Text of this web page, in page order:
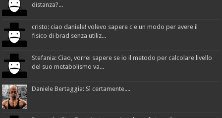
distanza?...
cristo: ciao daniele! volevo sapere c'e un modo per avere il
fisico di brad senza utiliz...
Stefania: Ciao, vorrei sapere se io il metodo per calcolare livello
del suo metabolismo va...
Daniele Bertaggia: Sì certamente....